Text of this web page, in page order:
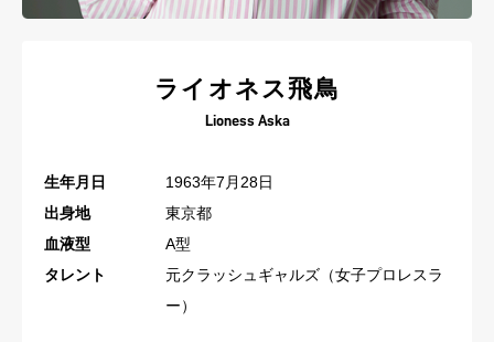
ライオネス飛鳥
Lioness Aska
生年月日
1963年7月28日
出身地
東京都
血液型
A型
タレント
元クラッシュギャルズ（女子プロレスラ
ー）